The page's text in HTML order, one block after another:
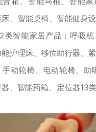
、智能桌椅、智能健身
类智能家居产品；呼吸
护理床、移位助行器、
手动轮椅、电动轮椅、助
、智能药箱、定位器13